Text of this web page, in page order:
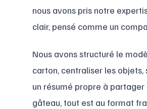
nous avons pris notre
clair, pensé comme un
Nous avons structuré le
carton, centraliser les
un résumé propre à
gâteau, tout est au format